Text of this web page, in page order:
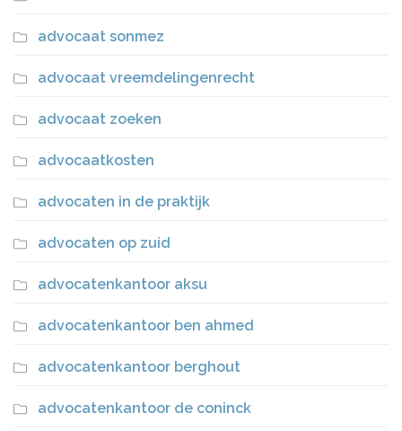
advocaat sonmez
advocaat vreemdelingenrecht
advocaat zoeken
advocaatkosten
advocaten in de praktijk
advocaten op zuid
advocatenkantoor aksu
advocatenkantoor ben ahmed
advocatenkantoor berghout
advocatenkantoor de coninck